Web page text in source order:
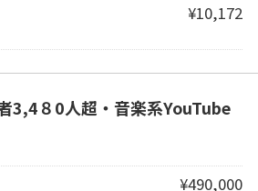
¥10,172
3,4８0人超・音楽系YouTube
¥490,000